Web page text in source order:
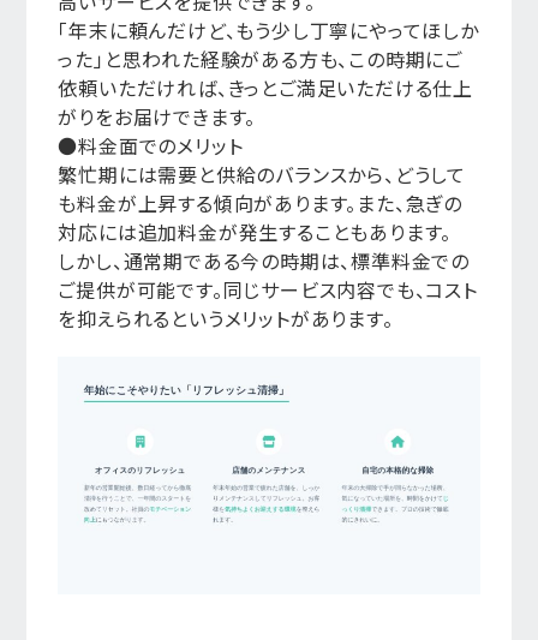
「年末に頼んだけど、もう少し丁寧にやってほしか
った」と思われた経験がある方も、この時期にご
依頼いただければ、きっとご満足いただける仕上
がりをお届けできます。
●料金面でのメリット
繁忙期には需要と供給のバランスから、どうして
も料金が上昇する傾向があります。また、急ぎの
対応には追加料金が発生することもあります。
しかし、通常期である今の時期は、標準料金での
ご提供が可能です。同じサービス内容でも、コスト
を抑えられるというメリットがあります。